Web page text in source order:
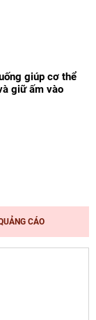
giúp cơ thể
giữ ấm vào
CÁO